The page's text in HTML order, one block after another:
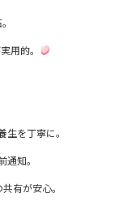
用的。
を丁寧に。
知。
有が安心。